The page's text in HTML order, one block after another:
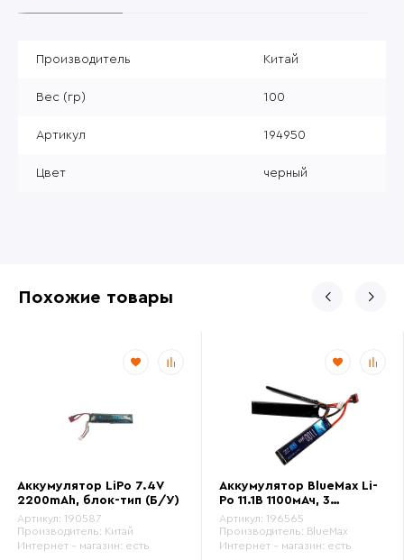
Производитель Китай
Вес (гр) 100
Артикул 194950
Цвет черный
Похожие товары
Аккумулятор LiPo 7.4V
2200mAh, блок-тип (Б/У)
Артикул: 190587
Производитель: Китай
Интернет - магазин: есть
Аккумулятор BlueMax Li-
Po 11.1В 1100мАч, 3
лепестка, 20C, Т-разъем
(Б/У)
Артикул: 196565
Производитель: BlueMax
Интернет - магазин: есть